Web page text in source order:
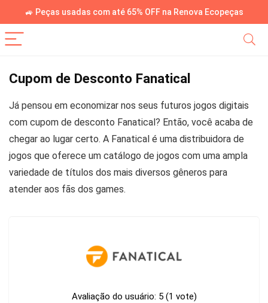
🚙 Peças usadas com até 65% OFF na Renova Ecopeças
Cupom de Desconto Fanatical
Já pensou em economizar nos seus futuros jogos digitais
com cupom de desconto Fanatical? Então, você acaba de
chegar ao lugar certo. A Fanatical é uma distribuidora de
jogos que oferece um catálogo de jogos com uma ampla
variedade de títulos dos mais diversos gêneros para
atender aos fãs dos games.
Avaliação do usuário: 5 (1 vote)